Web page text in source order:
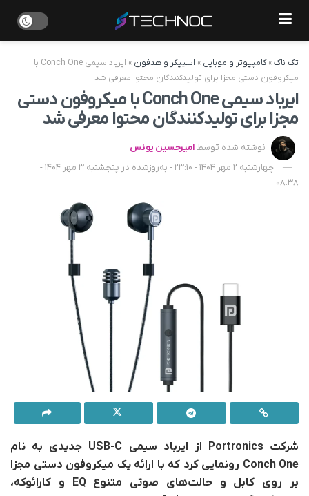
تک ناک»کامپیوتر و موبایل » اسپیکر و هدفون »
ایرباد سیمی Conch One با
میکروفون دستی مجزا برای تولیدکنندگان محتوا معرفی شد
ایرباد سیمی Conch One با میکروفون دستی
مجزا برای تولیدکنندگان محتوا معرفی شد
نوشته شده توسط امیرحسین یونس
چهارشنبه 2 مهر 1404 - 23:10 - به‌روزشده در پنجشنبه 3 مهر 1404 -
08:38
شرکت از ایرباد سیمی
جدیدی به نام
Conch One رونمایی کرد که با ارائه یک میکروفون دستی مجزا
بر روی کابل و حالت‌های صوتی متنوع EQ
و کارائوکه،